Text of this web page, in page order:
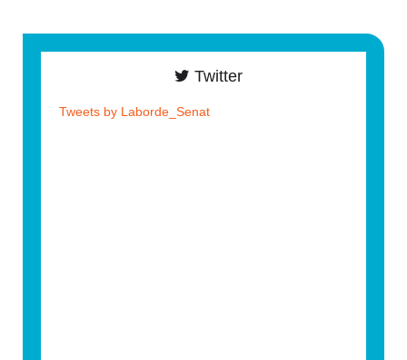
Twitter
Tweets by Laborde_Senat